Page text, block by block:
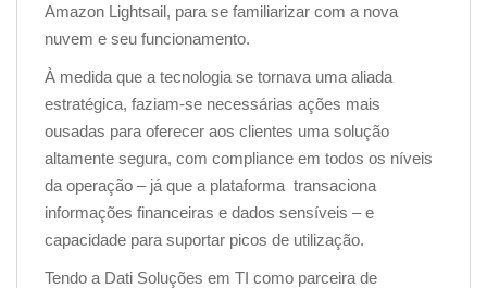
Amazon Lightsail, para se familiarizar com a nova
nuvem e seu funcionamento.
À medida que a tecnologia se tornava uma aliada
estratégica, faziam-se necessárias ações mais
ousadas para oferecer aos clientes uma solução
altamente segura, com compliance em todos os níveis
da operação – já que a plataforma transaciona
informações financeiras e dados sensíveis – e
capacidade para suportar picos de utilização.
Tendo a Dati Soluções em TI como parceira de